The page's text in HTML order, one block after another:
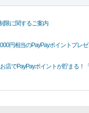
限に関するご案内
円相当のPayPayポイントプレゼ
ポイントが貯まる！「スーパ